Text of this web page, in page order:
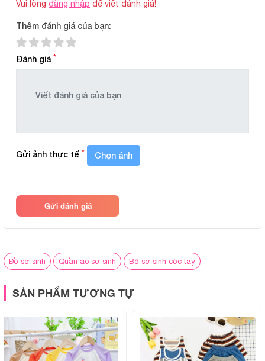
Vui lòng đăng nhập để viết đánh giá!
Thêm đánh giá của bạn:
Đánh giá *
Gửi ảnh thực tế * Chọn ảnh
Gửi đánh giá
Đồ sơ sinh Quần áo sơ sinh Bộ sơ sinh cộc tay
SẢN PHẨM TƯƠNG TỰ